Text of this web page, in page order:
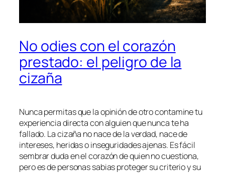
No odies con el corazón
prestado: el peligro de la
cizaña
Nunca permitas que la opinión de otro contamine tu
experiencia directa con alguien que nunca te ha
fallado. La cizaña no nace de la verdad, nace de
intereses, heridas o inseguridades ajenas. Es fácil
sembrar duda en el corazón de quien no cuestiona,
pero es de personas sabias proteger su criterio y su